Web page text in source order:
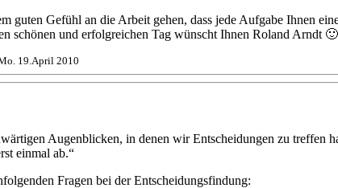
guten Gefühl an die Arbeit gehen, dass jede Aufgabe Ihnen
schönen und erfolgreichen Tag wünscht Ihnen Roland Arndt 🙂
19.April 2010
Augenblicken, in denen wir Entscheidungen zu
einmal ab.“
Fragen bei der Entscheidungsfindung: